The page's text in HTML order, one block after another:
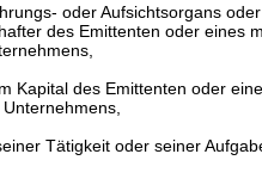
oder Aufsichtsorgans oder
des Emittenten oder eines
Kapital des Emittenten oder
Tätigkeit oder seiner